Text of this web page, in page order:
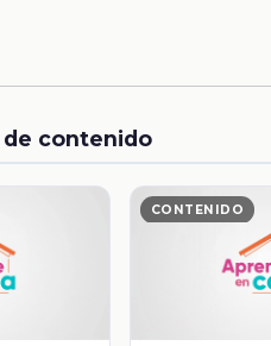
contenido
CONTENIDO